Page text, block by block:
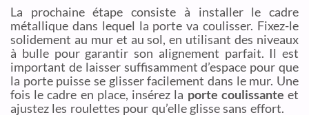
La prochaine étape consiste à installer le cadre
métallique dans lequel la porte va coulisser. Fixez-le
solidement au mur et au sol, en utilisant des niveaux
à bulle pour garantir son alignement parfait. Il est
important de laisser suffisamment d’espace pour que
la porte puisse se glisser facilement dans le mur. Une
fois le cadre en place, insérez la porte coulissante et
ajustez les roulettes pour qu’elle glisse sans effort.